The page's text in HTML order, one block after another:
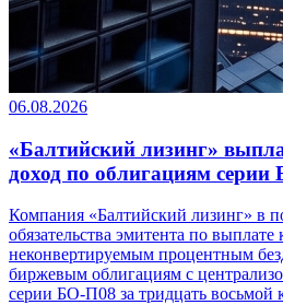
06.08.2026
«Балтийский лизинг»
доход по облигациям
Компания «Балтийский лизинг» в
обязательства эмитента по
неконвертируемым процентным
биржевым облигациям с
серии БО-П08 за тридцать восьмой